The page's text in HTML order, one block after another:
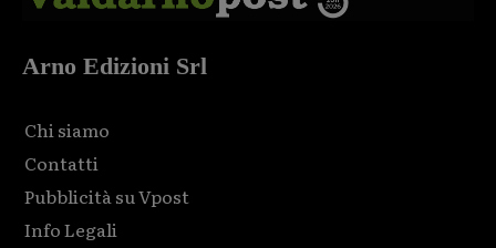
Arno Edizioni Srl
Chi siamo
Contatti
Pubblicità su Vpost
Info Legali